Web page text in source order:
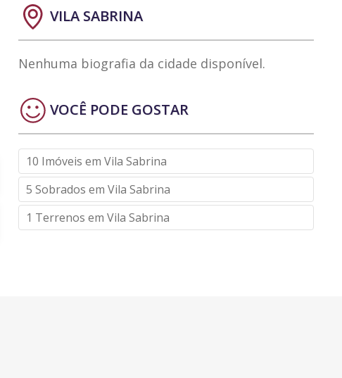
VILA SABRINA
Nenhuma biografia da cidade disponível.
VOCÊ PODE GOSTAR
10 Imóveis em Vila Sabrina
5 Sobrados em Vila Sabrina
1 Terrenos em Vila Sabrina